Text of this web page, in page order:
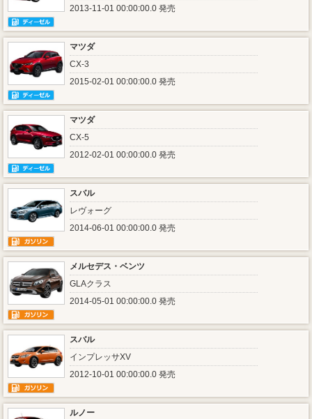
2013-11-01 00:00:00.0 発売
マツダ
CX-3
2015-02-01 00:00:00.0 発売
マツダ
CX-5
2012-02-01 00:00:00.0 発売
スバル
レヴォーグ
2014-06-01 00:00:00.0 発売
メルセデス・ベンツ
GLAクラス
2014-05-01 00:00:00.0 発売
スバル
インプレッサXV
2012-10-01 00:00:00.0 発売
ルノー